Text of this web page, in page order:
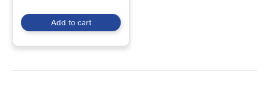
Add to cart